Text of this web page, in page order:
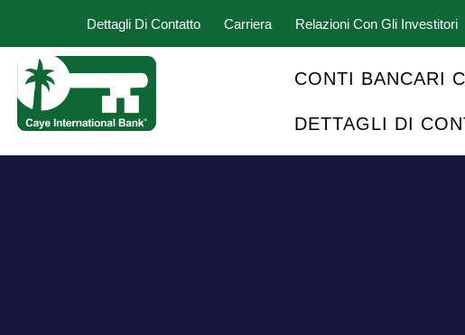
Dettagli Di Contatto Carriera Relazioni Con Gli Investitori
CONTI BANCARI
DETTAGLI DI